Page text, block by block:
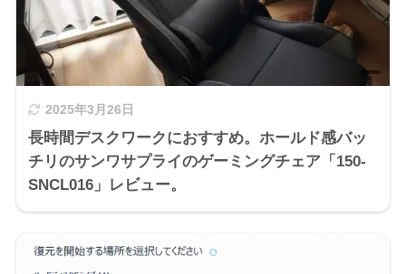
2025年3月26日
長時間デスクワークにおすすめ。ホールド感バッ
チリのサンワサプライのゲーミングチェア「150-
SNCL016」レビュー。